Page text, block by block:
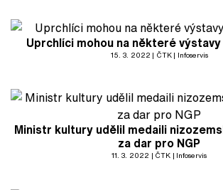
Uprchlíci mohou na některé výstavy
15. 3. 2022 ČTK Infoservis
Ministr kultury udělil medaili
za dar pro NGP
11. 3. 2022 ČTK Infoservis